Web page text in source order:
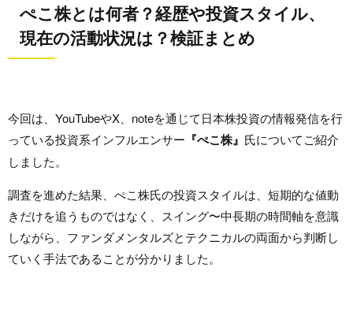
ぺこ株とは何者？経歴や投資スタイル、
現在の活動状況は？検証まとめ
今回は、YouTubeやX、noteを通じて日本株投資の情報発信を行
っている投資系インフルエンサー 『ぺこ株』 氏についてご紹介
しました。
調査を進めた結果、ぺこ株氏の投資スタイルは、短期的な値動
きだけを追うものではなく、スイング〜中長期の時間軸を意識
しながら、ファンダメンタルズとテクニカルの両面から判断し
ていく手法であることが分かりました。